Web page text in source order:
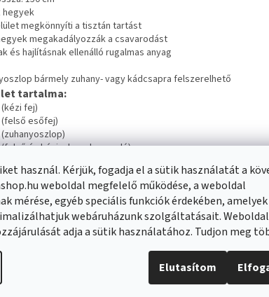
használ. Kérjük, fogadja el a sütik használatát a
weboldal megfelelő működése, a weboldal
mérése, egyéb speciális funkciók érdekében, amelyek
webáruházunk szolgáltatásait.
adja a sütik használatához. Tudjon meg
Elutasítom
hegyek
megkönnyíti a tisztán tartást
megakadályozzák a csavarodást
és hajlításnak ellenálló rugalmas anyag
bármely zuhany- vagy kádcsapra felszerelhető
tartalma:
(kézi fej)
(felső esőfej)
(zuhanyoszlop)
(felső és kézizuhany kapcsoló)